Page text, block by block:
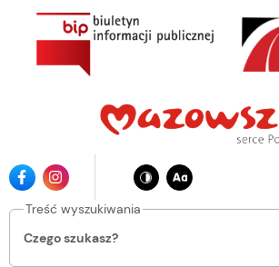
Przejdź
głównej
treści
Ikona
facebook
Ikona
instagrama
Treść wyszukiwania